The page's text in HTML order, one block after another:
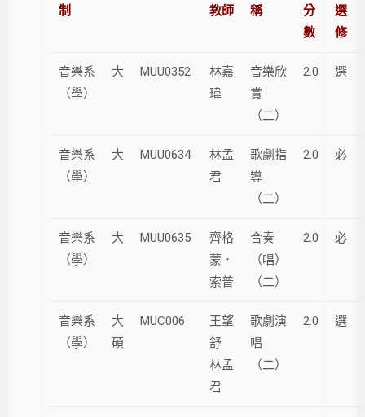
制
教師
稱
分
數
選
修
音樂系
（學）
大 MUU0352
林嘉
瑋
音樂欣
賞
（二）
2.0 選
音樂系
（學）
大 MUU0634
林孟
君
歌劇指
導
（二）
2.0 必
音樂系
（學）
大 MUU0635
齊格
蒙．
索普
合奏
（唱）
（二）
2.0 必
音樂系
（學）
大
碩
MUC006
王望
舒
林孟
君
歌劇演
唱
（二）
2.0 選